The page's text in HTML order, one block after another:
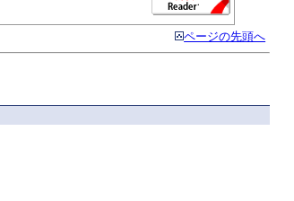
ページの先頭へ